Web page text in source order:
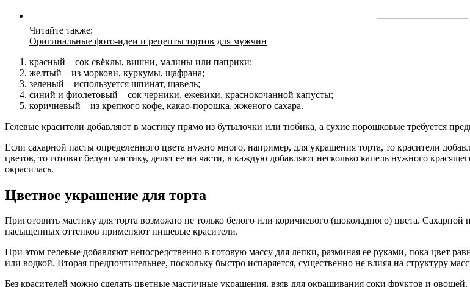
Читайте также:
Оригинальные фото-идеи и рецепты тортов для мужчин
красный – сок свёклы, вишни, малины или паприки:
желтый – из моркови, куркумы, щафрана;
зеленый – используется шпинат, щавель;
синий и фиолетовый – сок черники, ежевики, краснокочанной капусты;
коричневый – из крепкого кофе, какао-порошка, жженого сахара.
Гелевые красители добавляют в мастику прямо из бутылочки или тюбика, а сухие порошковые требуется
Если сахарной пасты определенного цвета нужно много, например, для украшения торта, то красители
цветов, то готовят белую мастику, делят ее на части, в каждую добавляют несколько капель нужного
окрасилась.
Цветное украшение для торта
Приготовить мастику для торта возможно не только белого или коричневого (шоколадного) цвета.
насыщенных оттенков применяют пищевые красители.
При этом гелевые добавляют непосредственно в готовую массу для лепки, разминая ее руками, пока цвет
или водкой. Вторая предпочтительнее, поскольку быстро испаряется, существенно не влияя на структуру
Без красителей можно сделать цветные мастичные украшения, взяв для окрашивания соки фруктов и